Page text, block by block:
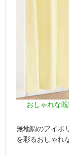
おしゃれな
無地調のアイボ
を彩るおしゃれ